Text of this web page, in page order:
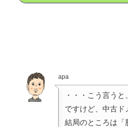
apa
・・・こう言う
ですけど、中古ド
結局のところは「